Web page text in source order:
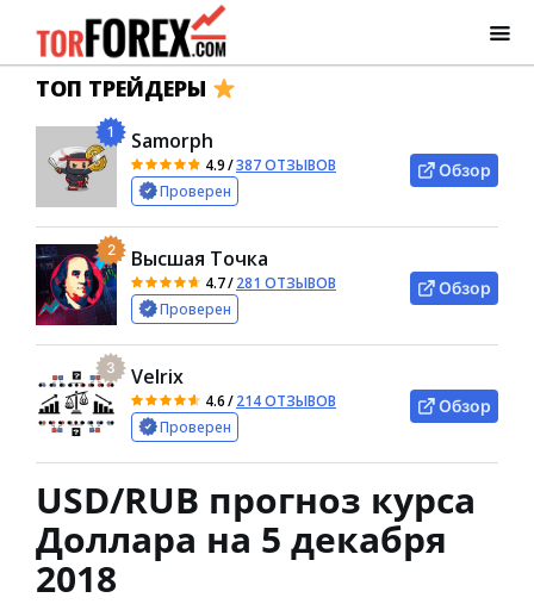
ТОП ТРЕЙДЕРЫ
1 Samorph
4.9/387 ОТЗЫВОВ
Проверен
Обзор
2 Высшая Точка
4.7/281 ОТЗЫВОВ
Проверен
Обзор
3 Velrix
4.6/214 ОТЗЫВОВ
Проверен
Обзор
USD/RUB прогноз курса
Доллара на 5 декабря
2018